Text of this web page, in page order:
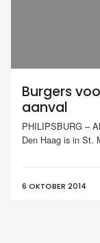
Burgers
aanval
PHILIPSBURG –
Den Haag is in St.
6 OKTOBER 2014